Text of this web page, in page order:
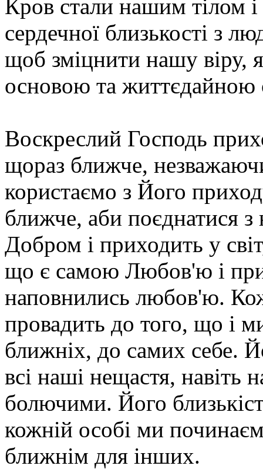
Кров стали нашим тілом
сердечної близькості з
щоб зміцнити нашу віру,
основою та
Воскреслий Господь
щораз ближче,
користаємо з Його
ближче, аби поєднатися
Добром і приходить у
що є самою Любов'ю і
наповнились любов'ю.
провадить до того, що і
ближніх, до самих себе.
всі наші нещастя, навіть
болючими. Його
кожній особі ми
ближнім для інших.